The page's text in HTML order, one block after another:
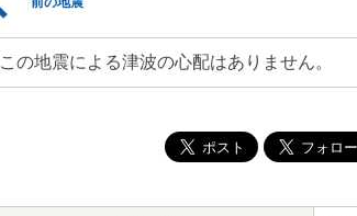
この地震による津波の心配はありません。